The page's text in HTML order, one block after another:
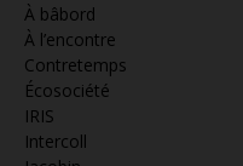
À bâbord
À l’encontre
Contretemps
Écosociété
IRIS
Intercoll